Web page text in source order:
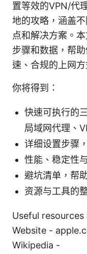
置等效的VPN/代
地的攻略，涵盖
点和解决方案。
步骤和数据，帮
速、合规的上网方
你将得到：
快速可执行的
局域网代理、
详细设置步骤
性能、稳定性
避坑清单，帮
资源与工具的
Useful
Website -
Wikipedia -